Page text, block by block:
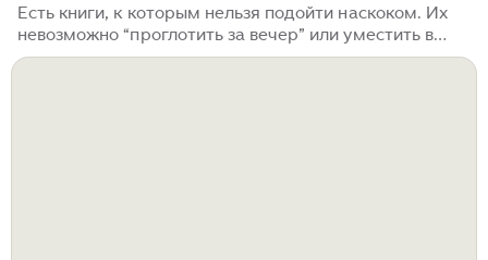
Есть книги, к которым нельзя подойти наскоком. Их
невозможно “проглотить за вечер” или уместить в
короткий пересказ. «Доктор Фаустус» Томаса Манна